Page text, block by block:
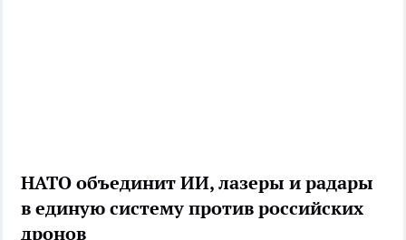
НАТО объединит ИИ, лазеры и радары
в единую систему против российских
дронов